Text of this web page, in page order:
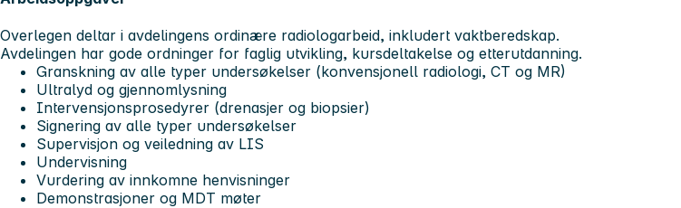
Overlegen deltar i avdelingens ordinære radiologarbeid, inkludert vaktberedskap.
Avdelingen har gode ordninger for faglig utvikling, kursdeltakelse og etterutdanning.
Granskning av alle typer undersøkelser (konvensjonell radiologi, CT og MR)
Ultralyd og gjennomlysning
Intervensjonsprosedyrer (drenasjer og biopsier)
Signering av alle typer undersøkelser
Supervisjon og veiledning av LIS
Undervisning
Vurdering av innkomne henvisninger
Demonstrasjoner og MDT møter